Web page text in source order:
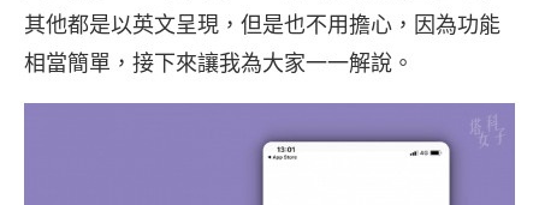
其他都是以英文呈現，但是也不用擔心，因為功能
相當簡單，接下來讓我為大家一一解說。